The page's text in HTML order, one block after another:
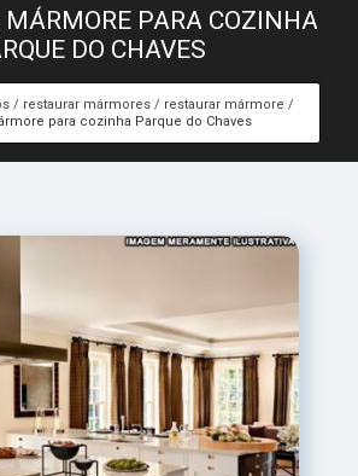
MÁRMORE PARA COZINHA
DO CHAVES
restaurar mármores
restaurar mármore
para cozinha Parque do Chaves